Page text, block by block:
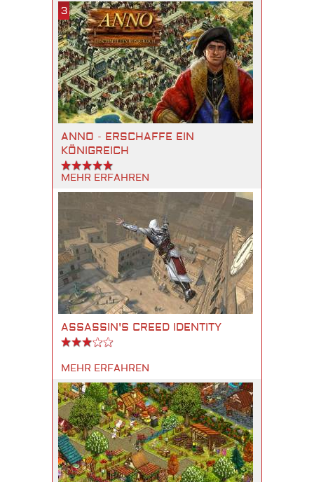
3
ANNO - ERSCHAFFE EIN
KÖNIGREICH
MEHR ERFAHREN
ASSASSIN'S CREED IDENTITY
MEHR ERFAHREN